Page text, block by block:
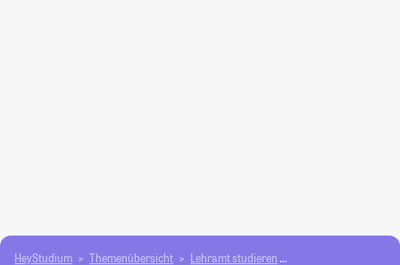
HeyStudium Themenübersicht Lehramt studieren